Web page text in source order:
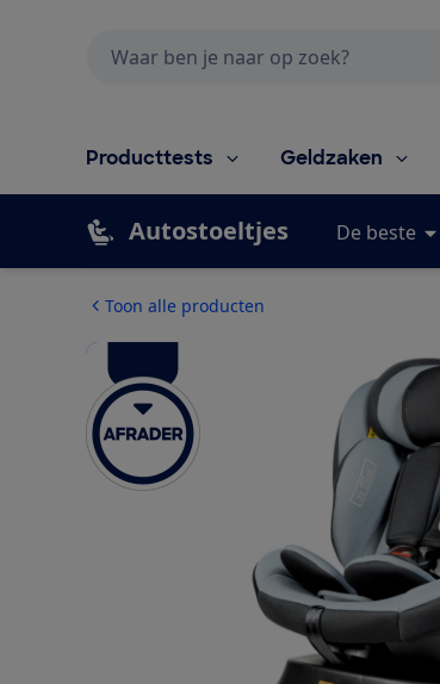
Producttests Geldzaken
Autostoeltjes De beste
Toon alle producten